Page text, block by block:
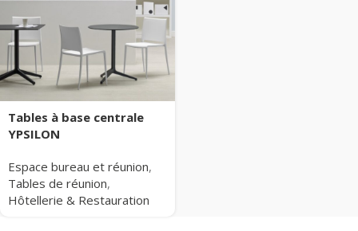
Tables à base centrale
YPSILON
Espace bureau et réunion,
Tables de réunion,
Hôtellerie & Restauration